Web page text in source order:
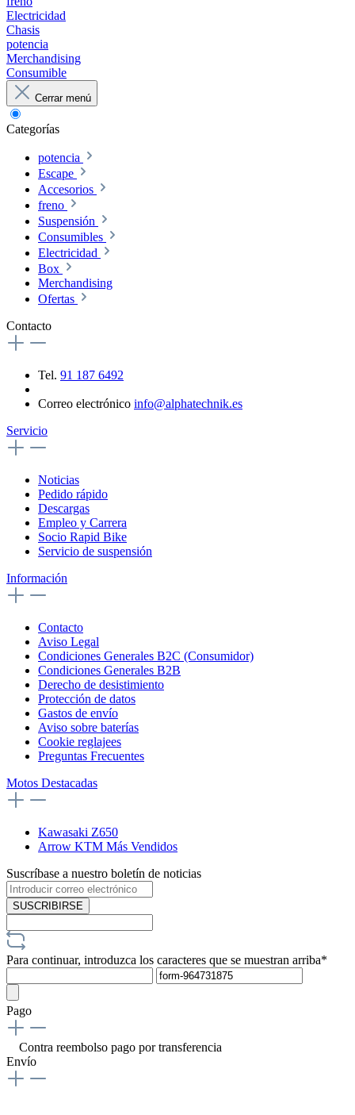
Electricidad
Chasis
potencia
Merchandising
Consumible
Cerrar menú
Categorías
potencia
Escape
Accesorios
freno
Suspensión
Consumibles
Electricidad
Box
Merchandising
Ofertas
Contacto
Tel. 91 187 6492
Correo electrónico info@alphatechnik.es
Servicio
Noticias
Pedido rápido
Descargas
Empleo y Carrera
Socio Rapid Bike
Servicio de suspensión
Información
Contacto
Aviso Legal
Condiciones Generales B2C (Consumidor)
Condiciones Generales B2B
Derecho de desistimiento
Protección de datos
Gastos de envío
Aviso sobre baterías
Cookie reglajees
Preguntas Frecuentes
Motos Destacadas
Kawasaki Z650
Arrow KTM Más Vendidos
Suscríbase a nuestro boletín de noticias
SUSCRIBIRSE
Para continuar, introduzca los caracteres que se muestran arriba*
Pago
Contra reembolso pago por transferencia
Envío